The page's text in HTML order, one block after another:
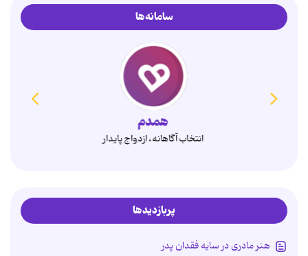
سامانه‌ها
همدم
انتخاب آگاهانه، ازدواج پایدار
پربازدیدها
هنر مادری در سایه‌ فقدان پدر